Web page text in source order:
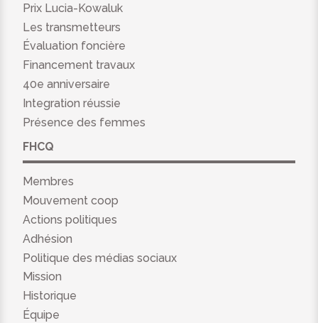
Prix Lucia-Kowaluk
Les transmetteurs
Évaluation foncière
Financement travaux
40e anniversaire
Integration réussie
Présence des femmes
FHCQ
Membres
Mouvement coop
Actions politiques
Adhésion
Politique des médias sociaux
Mission
Historique
Équipe